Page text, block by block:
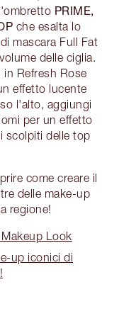
PRIME,
che esalta lo
mascara Full Fat
delle ciglia.
Refresh Rose
effetto lucente
l'alto, aggiungi
per un effetto
scolpiti delle top
come creare il
delle make-up
regione!
Look
up iconici di